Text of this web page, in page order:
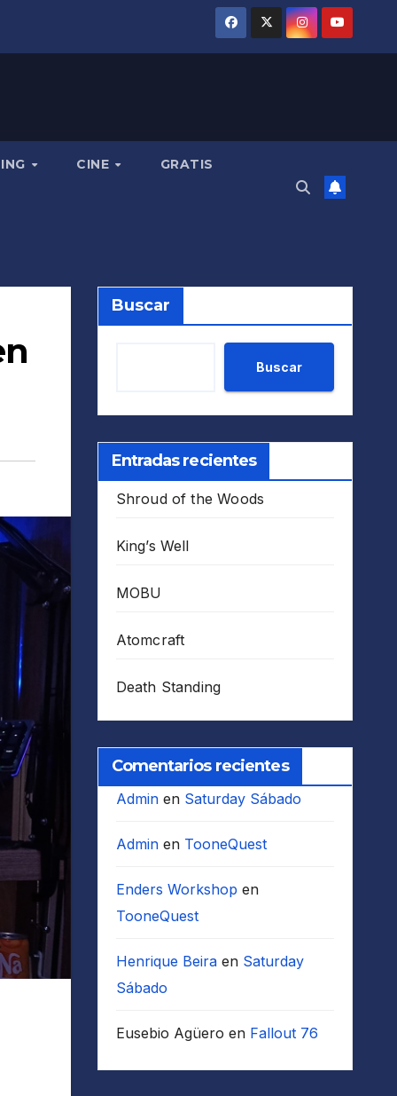
CINE GRATIS
Buscar
Buscar
Entradas recientes
Shroud of the Woods
King’s Well
MOBU
Atomcraft
Death Standing
Comentarios recientes
Adminen Saturday Sábado
Adminen TooneQuest
Enders Workshop en
TooneQuest
Henrique Beiraen Saturday
Sábado
Eusebio Agüero en Fallout 76